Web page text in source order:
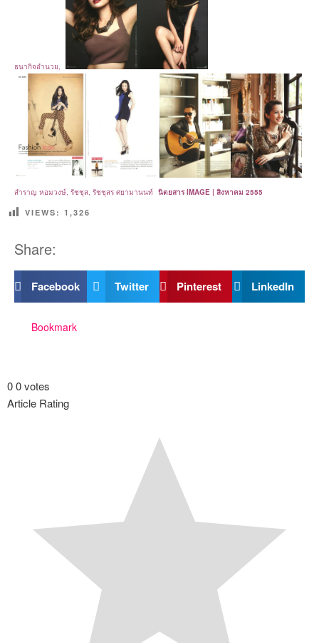
ธนากิจอำนวย,
สำราญ หอมวงษ์, รัชชุส, รัชชุสร ศยามานนท์ นิตยสาร IMAGE | สิงหาคม 2555
VIEWS: 1,326
Share:
Facebook Twitter Pinterest LinkedIn
Bookmark
00votes
Article Rating